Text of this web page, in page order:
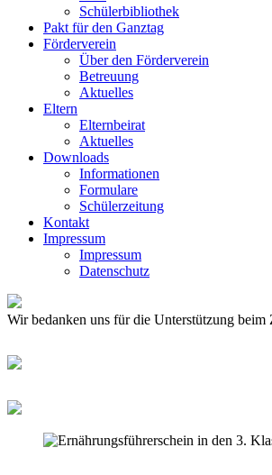
Schülerbibliothek
Pakt für den Ganztag
Förderverein
Über den Förderverein
Betreuung
Aktuelles
Eltern
Elternbeirat
Aktuelles
Downloads
Informationen
Formulare
Schülerzeitung
Kontakt
Impressum
Impressum
Datenschutz
Wir bedanken uns für die Unterstützung